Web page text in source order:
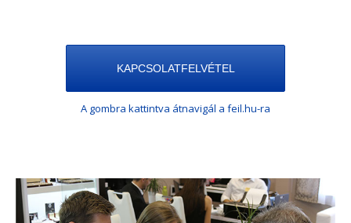
KAPCSOLATFELVÉTEL
A gombra kattintva átnavigál a feil.hu-ra